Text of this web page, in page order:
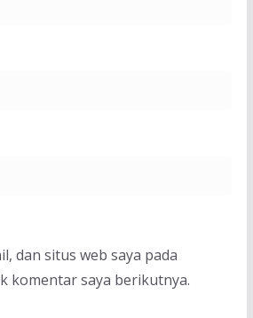
dan situs web saya pada
komentar saya berikutnya.